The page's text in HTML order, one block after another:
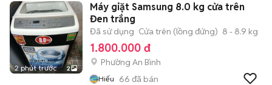
2 phút trước 2
Máy giặt Samsung 8.0 kg cửa trên
Đen trắng
Đã sử dụng Cửa trên (lồng đứng) 8 - 8.9 kg
1.800.000 đ
Phường An Bình
Hiếu 66 đã bán